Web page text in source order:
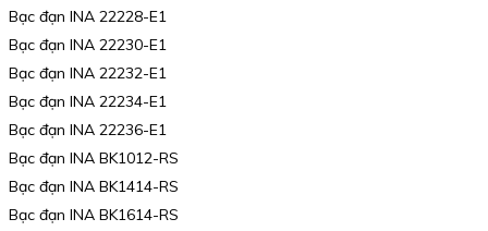
Bạc đạn INA 22228-E1
Bạc đạn INA 22230-E1
Bạc đạn INA 22232-E1
Bạc đạn INA 22234-E1
Bạc đạn INA 22236-E1
Bạc đạn INA BK1012-RS
Bạc đạn INA BK1414-RS
Bạc đạn INA BK1614-RS